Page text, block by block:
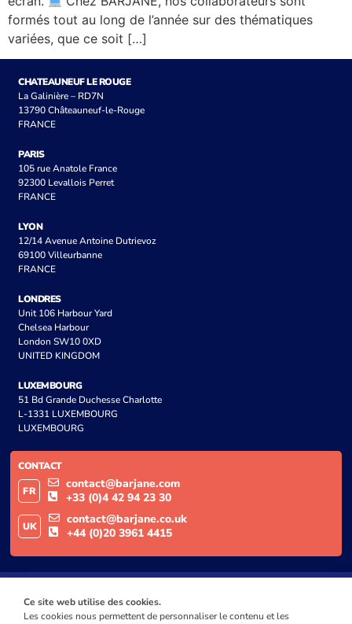
formés tout au long de l’année sur des thématiques
variées, que ce soit […]
CHATEAUNEUF LE ROUGE
La Galinière – RD7N
13790 Châteauneuf-le-Rouge
FRANCE
PARIS
105 rue Anatole France
92300 Levallois Perret
FRANCE
LYON
12/14 Avenue Antoine Dutrievoz
69100 Villeurbanne
FRANCE
LONDRES
Unit 106 Harbour Yard
Chelsea Harbour
London SW10 0XD
UNITED KINGDOM
LUXEMBOURG
51 Bd Grande Duchesse Charlotte
L-1331 LUXEMBOURG
LUXEMBOURG
CONTACT
FR
contact@barjane.com
+33 (0)4 42 94 23 30
UK
contact@barjane.co.uk
+44 (0)20 3961 4415
Ce site web utilise des cookies.
Les cookies nous permettent de personnaliser le contenu et les